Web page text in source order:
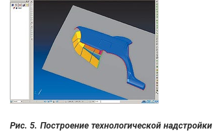
Рис. 5. Построение технологической надстройки